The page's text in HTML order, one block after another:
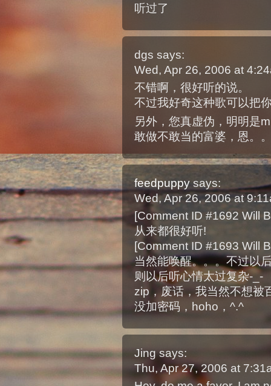
听过了
dgs says:
Wed, Apr 26, 2006 at
不错啊，很好听的说。
不过我好奇这种歌可以把
另外，您真虚伪，明明是
敢做不敢当的富婆，恩。
feedpuppy says:
Wed, Apr 26, 2006 at
[Comment ID #1692 Will
从来都很好听!
[Comment ID #1693 Will
当然能唤醒。。。不过以
则以后听心情太过复杂-_-
zip，废话，我当然不想被
没加密码，hoho，^.^
Jing says:
Thu, Apr 27, 2006 at